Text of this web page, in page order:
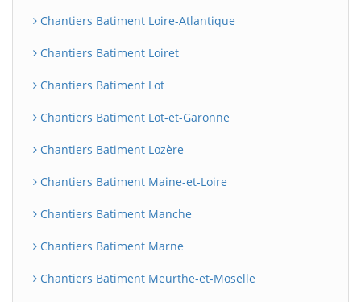
Chantiers Batiment Loire-Atlantique
Chantiers Batiment Loiret
Chantiers Batiment Lot
Chantiers Batiment Lot-et-Garonne
Chantiers Batiment Lozère
Chantiers Batiment Maine-et-Loire
Chantiers Batiment Manche
Chantiers Batiment Marne
Chantiers Batiment Meurthe-et-Moselle